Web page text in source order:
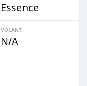
Essence
VOLANT
N/A